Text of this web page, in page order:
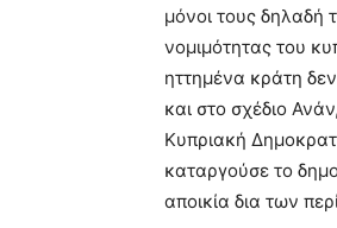
μόνοι τους δηλαδή
νομιμότητας του
ηττημένα κράτη
και στο σχέδιο
Κυπριακή
καταργούσε το
αποικία δια των